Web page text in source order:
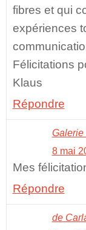
fibres et qui
expériences
Félicitations
Klaus
Répondre
Galerie
8 mai
Mes
Répondre
de